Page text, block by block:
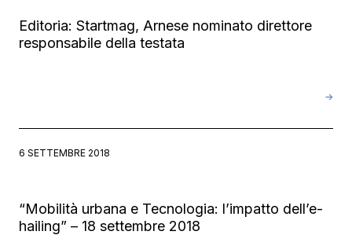
Editoria: Startmag, Arnese nominato direttore
responsabile della testata
→
6 SETTEMBRE 2018
“Mobilità urbana e Tecnologia: l’impatto dell’e-
hailing” – 18 settembre 2018